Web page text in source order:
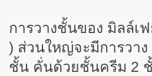
การวางชั้นของ มิลล์เ
) ส่วนใหญ่จะมีการวา
ชั้น คั่นด้วยชั้นครีม 2